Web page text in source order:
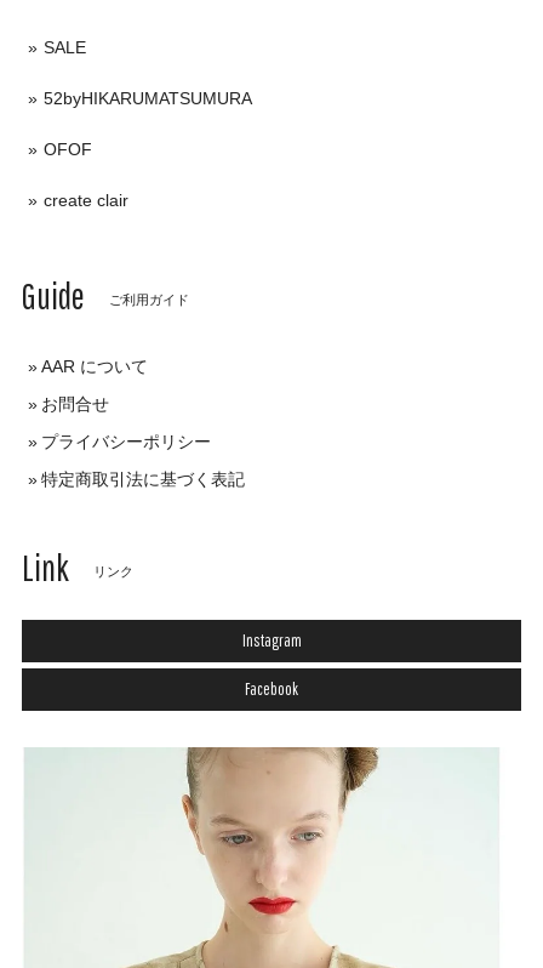
SALE
52byHIKARUMATSUMURA
OFOF
create clair
Guide ご利用ガイド
AAR について
お問合せ
プライバシーポリシー
特定商取引法に基づく表記
Link リンク
Instagram
Facebook